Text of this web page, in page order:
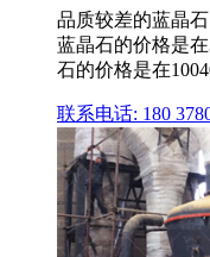
品质较差的蓝晶
蓝晶石的价格是
石的价格是在
联系电话: 180